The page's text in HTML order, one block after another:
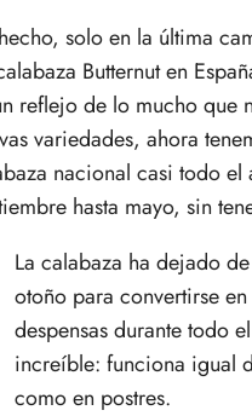
solo en la última
Butternut en
reflejo de lo mucho que
variedades, ahora
nacional casi todo el
hasta mayo, sin
La calabaza ha dejado
otoño para convertirse
despensas durante todo
increíble: funciona igual
como en postres.